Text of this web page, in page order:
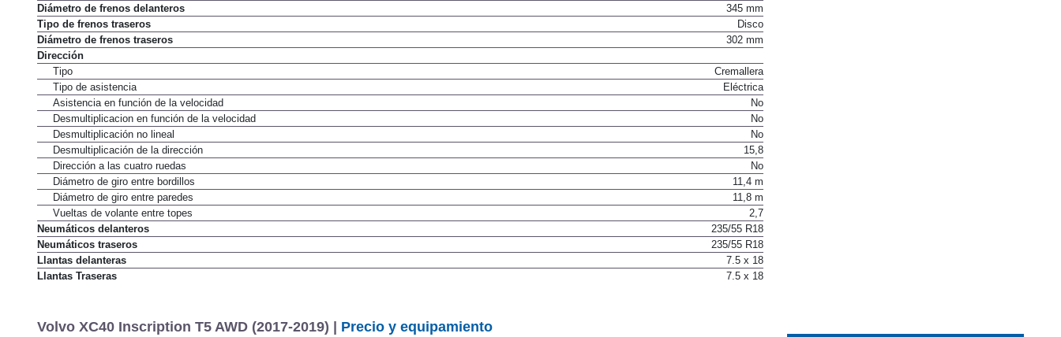
Diámetro de frenos delanteros
345 mm
Tipo de frenos traseros
Disco
Diámetro de frenos traseros
302 mm
Dirección
Tipo
Cremallera
Tipo de asistencia
Eléctrica
Asistencia en función de la velocidad
No
Desmultiplicacion en función de la velocidad
No
Desmultiplicación no lineal
No
Desmultiplicación de la dirección
15,8
Dirección a las cuatro ruedas
No
Diámetro de giro entre bordillos
11,4 m
Diámetro de giro entre paredes
11,8 m
Vueltas de volante entre topes
2,7
Neumáticos delanteros
235/55 R18
Neumáticos traseros
235/55 R18
Llantas delanteras
7.5 x 18
Llantas Traseras
7.5 x 18
Volvo XC40 Inscription T5 AWD (2017-2019) | Precio y equipamiento